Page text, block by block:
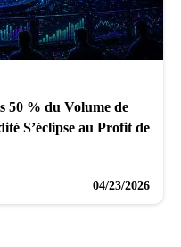
50 % du Volume de
S’éclipse au Profit de
04/23/2026